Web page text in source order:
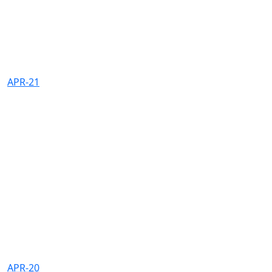
APR-21
APR-20